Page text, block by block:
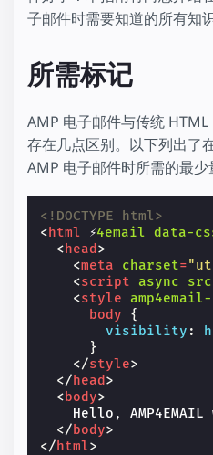
子邮件时需要知道的所有知
所需标记
AMP 电子邮件与传统
存在几点区别。以下列出了
AMP 电子邮件时所需的最少
<!DOCTYPE html>
< html ⚡4email data-
< head >
<meta charset=
<script async src
<style
body
{
visibility :
}
</style>
</ head >
<body>
Hello, AMP4EMAIL
</body>
</ html>